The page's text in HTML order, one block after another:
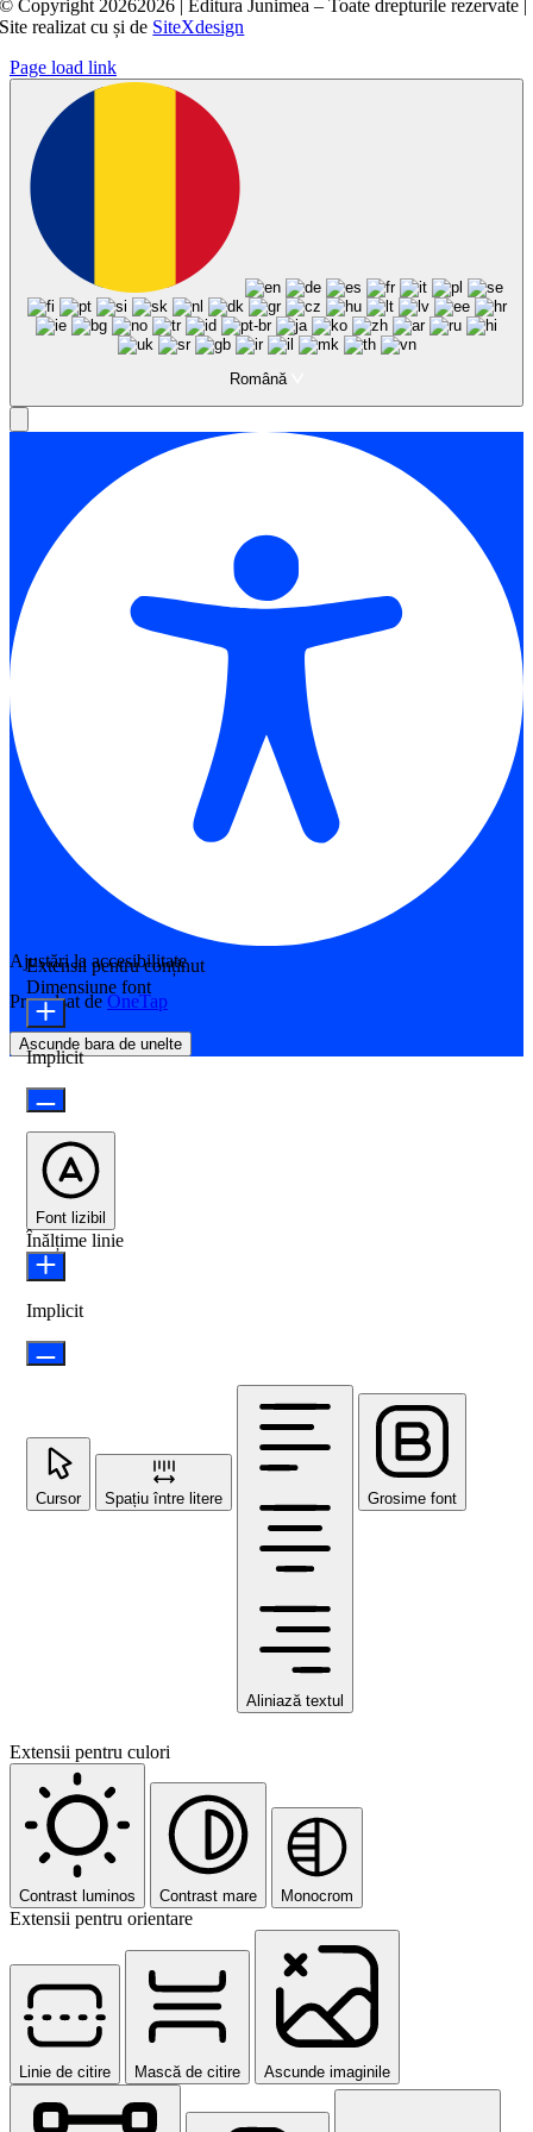
© Copyright 20262026 | Editura Junimea – Toate drepturile rezervate |
Site realizat cușide SiteXdesign
Page load link
Română
Ajustări la accesibilitate
Propulsat de OneTap
Ascunde bara de unelte
Extensii pentru conținut
Dimensiune font
Implicit
Font lizibil
Înălțime linie
Implicit
Cursor Spațiu între litere
Aliniază textul
Grosime font
Extensii pentru culori
Contrast luminos Contrast mare Monocrom
Extensii pentru orientare
Linie de citire Mască de citire Ascunde imaginile